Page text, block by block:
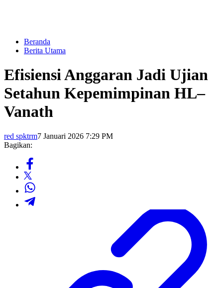
Beranda
Berita Utama
Efisiensi Anggaran Jadi Ujian
Setahun Kepemimpinan HL–
Vanath
red spktrm7 Januari 2026 7:29 PM
Bagikan: